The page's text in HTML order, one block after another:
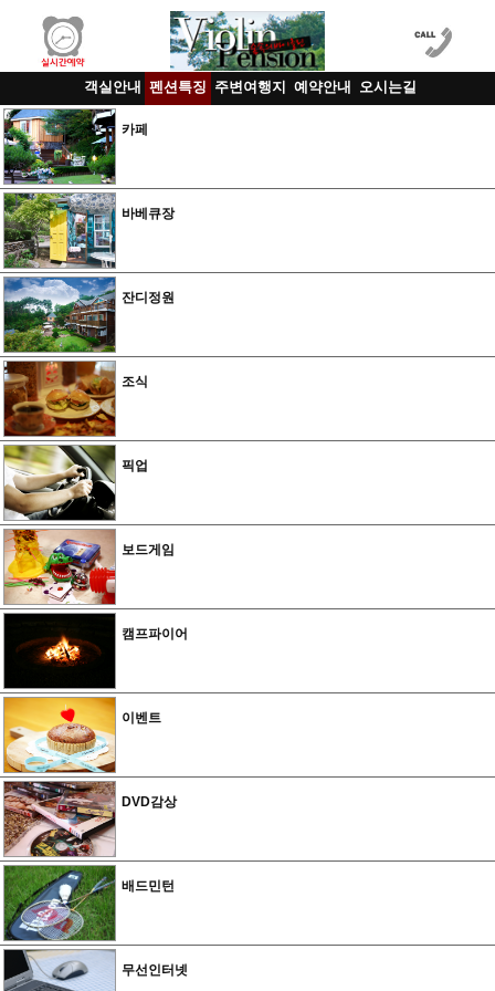
객실안내 펜션특징 주변여행지 예약안내 오시는길
카페
바베큐장
잔디정원
조식
픽업
보드게임
캠프파이어
이벤트
DVD감상
배드민턴
무선인터넷